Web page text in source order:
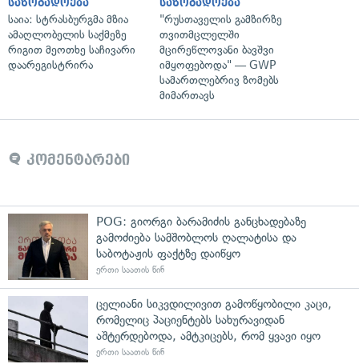
საზოგადოება
საია: სტრასბურგმა მზია
ამაღლობელის საქმეზე
რიგით მეოთხე საჩივარი
დაარეგისტრირა
საზოგადოება
"რუსთაველის გამზირზე
თვითმცლელში
მცირეწლოვანი ბავშვი
იმყოფებოდა" — GWP
სამართლებრივ ზომებს
მიმართავს
კომენტარები
POG: გიორგი ბარამიძის განცხადებაზე
გამოძიება სამშობლოს ღალატისა და
საბოტაჟის ფაქტზე დაიწყო
ერთი საათის წინ
ცელიანი სიკვდილივით გამოწყობილი კაცი,
რომელიც პაციენტებს სახურავიდან
აშტერდებოდა, ამტკიცებს, რომ ყვავი იყო
ერთი საათის წინ